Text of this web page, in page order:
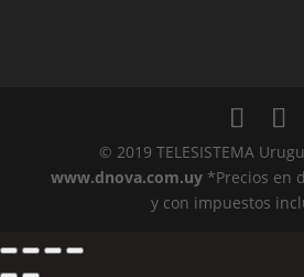
© 2019 TELESISTEMA
www.dnova.com.uy *Precios en
y con impuestos